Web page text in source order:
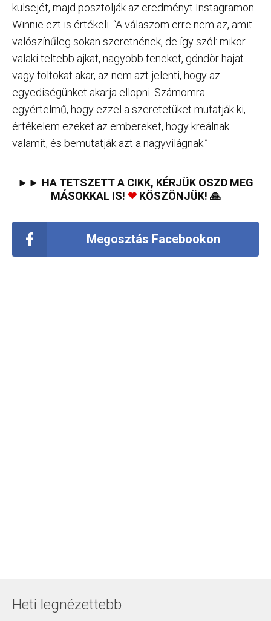
külsejét, majd posztolják az eredményt Instagramon.
Winnie ezt is értékeli. “A válaszom erre nem az, amit
valószínűleg sokan szeretnének, de így szól: mikor
valaki teltebb ajkat, nagyobb feneket, göndör hajat
vagy foltokat akar, az nem azt jelenti, hogy az
egyediségünket akarja ellopni. Számomra
egyértelmű, hogy ezzel a szeretetüket mutatják ki,
értékelem ezeket az embereket, hogy kreálnak
valamit, és bemutatják azt a nagyvilágnak.”
►► HA TETSZETT A CIKK, KÉRJÜK OSZD MEG
MÁSOKKAL IS! ❤KÖSZÖNJÜK! 🙏
Megosztás Facebookon
Heti legnézettebb